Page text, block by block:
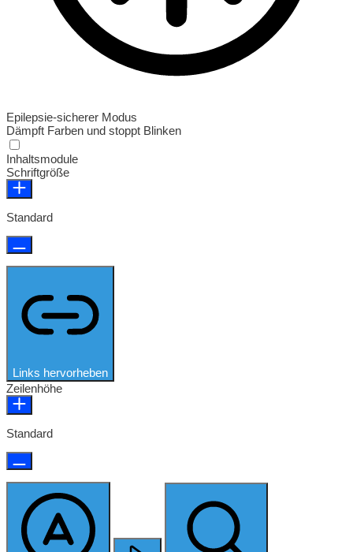
Epilepsie-sicherer Modus
Dämpft Farben und stoppt Blinken
Inhaltsmodule
Schriftgröße
Standard
Links hervorheben
Zeilenhöhe
Standard